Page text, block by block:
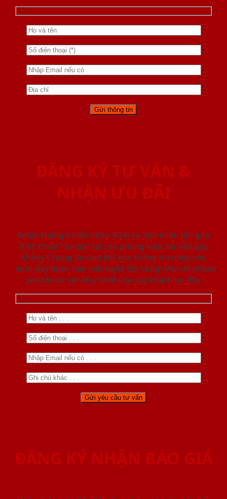
ĐĂNG KÝ TƯ VẤN &
NHẬN ƯU ĐÃI
Nhập thông tin để nhận được tư vấn miễn phí qua
điện thoại / email/ tại văn phòng hoặc tại nhà quý
khách. Chúng tôi cam kết mọi thông tin nhập vào
dưới đây được bảo mật tuyệt đối cũng như chỉ phục vụ
yêu cầu tư vấn duy nhất của quý khách tại đây.
ĐĂNG KÝ NHẬN BÁO GIÁ